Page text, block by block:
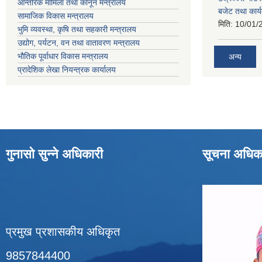
आन्तरिक मामिला तथा कानून मन्त्रालय
सामाजिक विकास मन्त्रालय
भुमि व्यवस्था, कृषि तथा सहकारी मन्त्रालय
उद्योग, पर्यटन, वन तथा वातावरण मन्त्रालय
भौतिक पूर्वाधार विकास मन्त्रालय
प्रादेशिक लेखा नियन्त्रक कार्यालय
बजेट तथा
मिति: 10/01/
अन्य
गुनासो सुन्ने अधिकारी
प्रमुख प्रशासकीय अधिकृत
9857844400
सूचना